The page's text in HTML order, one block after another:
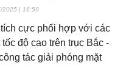
2025 | 16:59
cực phối hợp với các
độ cao trên trục Bắc -
tác giải phóng mặt